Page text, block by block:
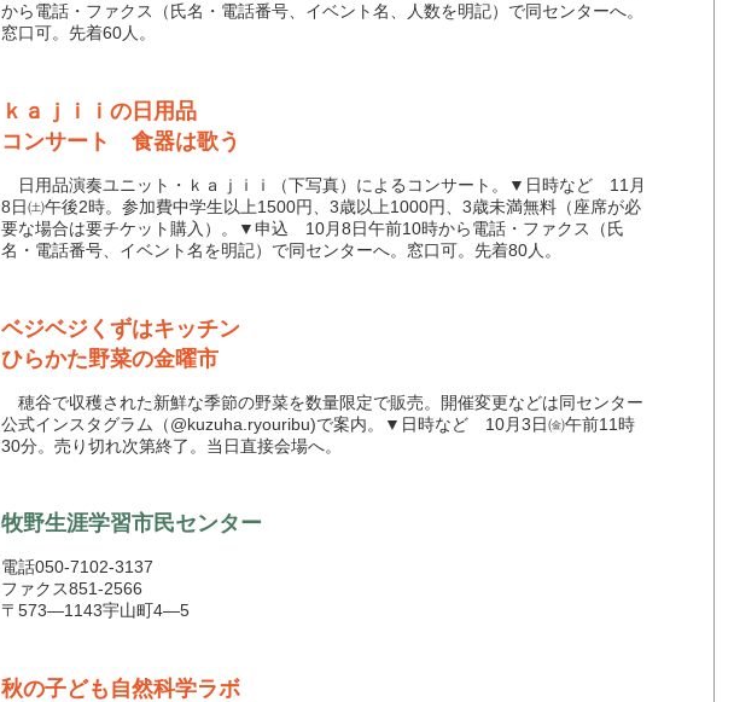
から電話・ファクス（氏名・電話番号、イベント名、人数を明記）で同センターへ。
窓口可。先着60人。
ｋａｊｉｉの日用品
コンサート 食器は歌う
日用品演奏ユニット・ｋａｊｉｉ（下写真）によるコンサート。▼日時など 11月
8日㈯午後2時。参加費中学生以上1500円、3歳以上1000円、3歳未満無料（座席が必
要な場合は要チケット購入）。▼申込 10月8日午前10時から電話・ファクス（氏
名・電話番号、イベント名を明記）で同センターへ。窓口可。先着80人。
ベジベジくずはキッチン
ひらかた野菜の金曜市
穂谷で収穫された新鮮な季節の野菜を数量限定で販売。開催変更などは同センター
公式インスタグラム（@kuzuha.ryouribu)で案内。▼日時など 10月3日㈮午前11時
30分。売り切れ次第終了。当日直接会場へ。
牧野生涯学習市民センター
電話050-7102-3137
ファクス851-2566
〒573―1143宇山町4―5
秋の子ども自然科学ラボ